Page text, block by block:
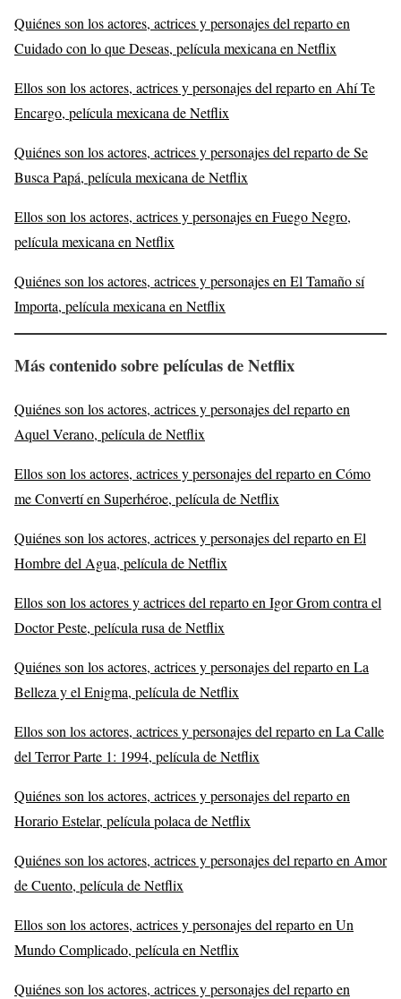
Quiénes son los actores, actrices y personajes del reparto en
Cuidado con lo que Deseas, película mexicana en Netflix
Ellos son los actores, actrices y personajes del reparto en Ahí Te
Encargo, película mexicana de Netflix
Quiénes son los actores, actrices y personajes del reparto de Se
Busca Papá, película mexicana de Netflix
Ellos son los actores, actrices y personajes en Fuego Negro,
película mexicana en Netflix
Quiénes son los actores, actrices y personajes en El Tamaño sí
Importa, película mexicana en Netflix
Más contenido sobre películas de Netflix
Quiénes son los actores, actrices y personajes del reparto en
Aquel Verano, película de Netflix
Ellos son los actores, actrices y personajes del reparto en Cómo
me Convertí en Superhéroe, película de Netflix
Quiénes son los actores, actrices y personajes del reparto en El
Hombre del Agua, película de Netflix
Ellos son los actores y actrices del reparto en Igor Grom contra el
Doctor Peste, película rusa de Netflix
Quiénes son los actores, actrices y personajes del reparto en La
Belleza y el Enigma, película de Netflix
Ellos son los actores, actrices y personajes del reparto en La Calle
del Terror Parte 1: 1994, película de Netflix
Quiénes son los actores, actrices y personajes del reparto en
Horario Estelar, película polaca de Netflix
Quiénes son los actores, actrices y personajes del reparto en Amor
de Cuento, película de Netflix
Ellos son los actores, actrices y personajes del reparto en Un
Mundo Complicado, película en Netflix
Quiénes son los actores, actrices y personajes del reparto en